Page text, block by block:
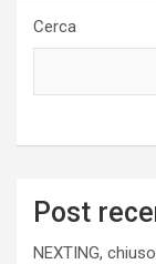
Cerca
Post
NEXTING,